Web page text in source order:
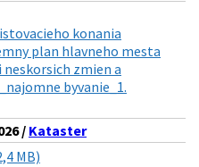
konania
plan hlavneho mesta
neskorsich zmien a
byvanie_1.
/ Kataster
MB)